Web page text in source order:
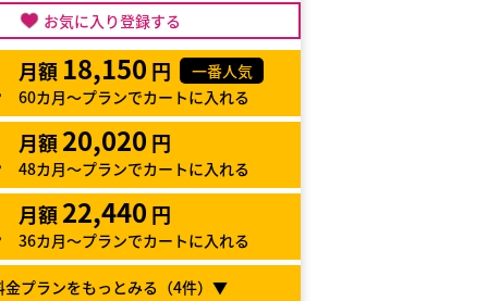
お気に入り登録する
月額 18,150 円
一番人気
60カ月～プランでカートに入れる
月額 20,020 円
48カ月～プランでカートに入れる
月額 22,440 円
36カ月～プランでカートに入れる
プランをもっとみる（4件）▼